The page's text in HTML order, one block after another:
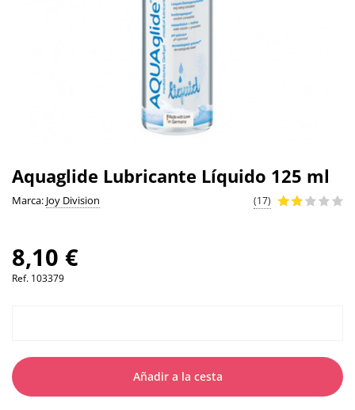
Aquaglide Lubricante Líquido 125 ml
Marca: Joy Division (17)
8,10 €
Ref. 103379
Añadir a la cesta